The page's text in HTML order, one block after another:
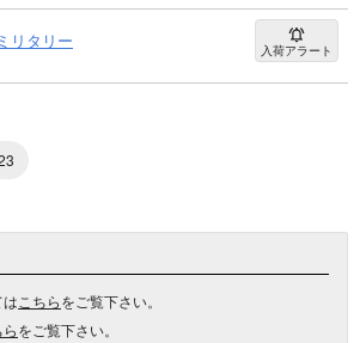
ミリタリー 入荷アラート
こちらをご覧下さい。
らをご覧下さい。